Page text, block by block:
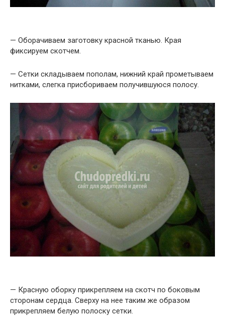
— Оборачиваем заготовку красной тканью. Края
фиксируем скотчем.
— Сетки складываем пополам, нижний край прометываем
нитками, слегка присбориваем получившуюся полосу.
— Красную оборку прикрепляем на скотч по боковым
сторонам сердца. Сверху на нее таким же образом
прикрепляем белую полоску сетки.